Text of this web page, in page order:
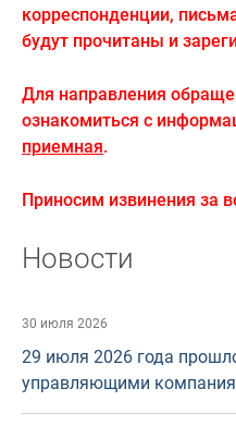
корреспонденции,
будут прочитаны и
Для направления
ознакомиться с
приемная.
Приносим извинения за
Новости
30 июля 2026
29 июля 2026 года
управляющими